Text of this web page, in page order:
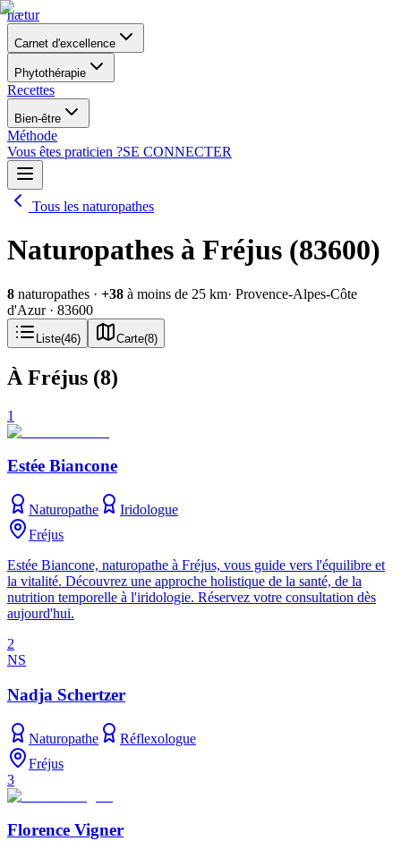
nætur
Carnet d'excellence
Phytothérapie
Recettes
Bien-être
Méthode
Vous êtes praticien ?SE CONNECTER
Tous les naturopathes
Naturopathes à Fréjus (83600)
8 naturopathes · +38 à moins de 25 km· Provence-Alpes-Côte
d'Azur· 83600
Liste(46) Carte(8)
À Fréjus (8)
1
Estée Biancone
Naturopathe
Iridologue
Fréjus
Estée Biancone, naturopathe à Fréjus, vous guide vers l'équilibre et
la vitalité. Découvrez une approche holistique de la santé, de la
nutrition temporelle à l'iridologie. Réservez votre consultation dès
aujourd'hui.
2
NS
Nadja Schertzer
Naturopathe
Réflexologue
Fréjus
3
Florence Vigner